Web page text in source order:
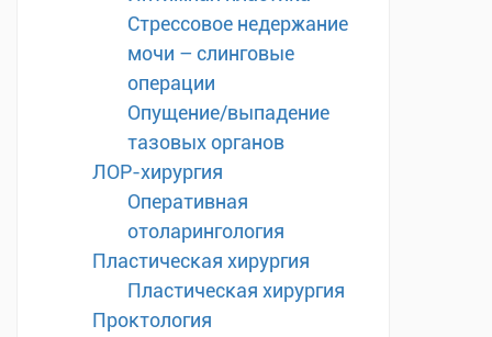
Стрессовое недержание
мочи – слинговые
операции
Опущение/выпадение
тазовых органов
ЛОР-хирургия
Оперативная
отоларингология
Пластическая хирургия
Пластическая хирургия
Проктология